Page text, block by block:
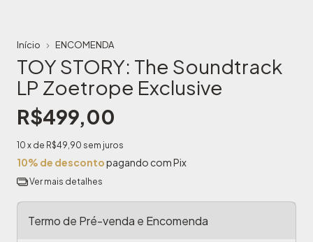
Início ENCOMENDA
TOY STORY: The Soundtrack
LP Zoetrope Exclusive
R$499,00
10 x de R$49,90 sem juros
10% de descontopagando com Pix
Ver mais detalhes
Termo de Pré-venda e Encomenda